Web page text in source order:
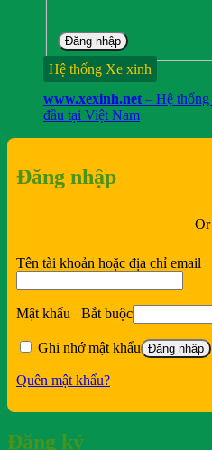
Đăng nhập
Hệ thống Xe xinh
www.xexinh.net – Hệ thống
đầu tại Việt Nam
Đăng nhập
Or
Tên tài khoản hoặc địa chỉ email
Mật khẩu Bắt buộc
Ghi nhớ mật khẩu Đăng nhập
Quên mật khẩu?
Đăng ký